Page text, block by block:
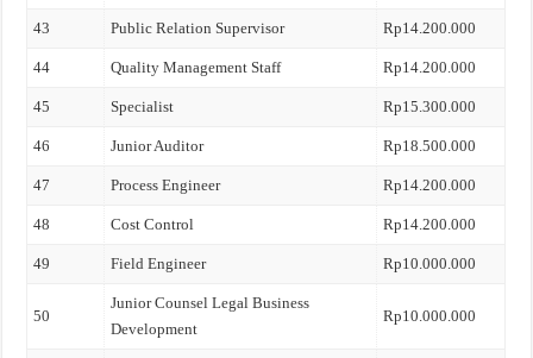
43 Public Relation Supervisor Rp14.200.000
44 Quality Management Staff Rp14.200.000
45 Specialist Rp15.300.000
46 Junior Auditor Rp18.500.000
47 Process Engineer Rp14.200.000
48 Cost Control Rp14.200.000
49 Field Engineer Rp10.000.000
50
Junior Counsel Legal Business
Development
Rp10.000.000